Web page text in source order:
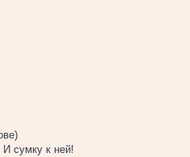
сумку к ней!